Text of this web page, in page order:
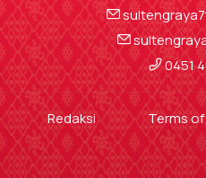
0451
Redaksi Terms